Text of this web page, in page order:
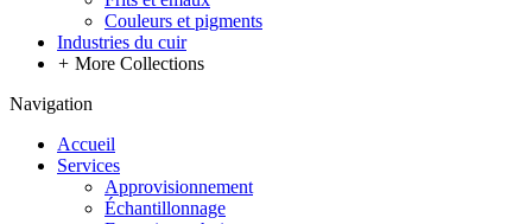
Couleurs et pigments
Industries du cuir
+ More Collections
Navigation
Accueil
Services
Approvisionnement
Échantillonnage